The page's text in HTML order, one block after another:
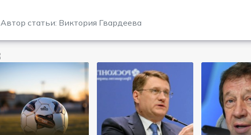
Автор статьи: Виктория Гвардеева